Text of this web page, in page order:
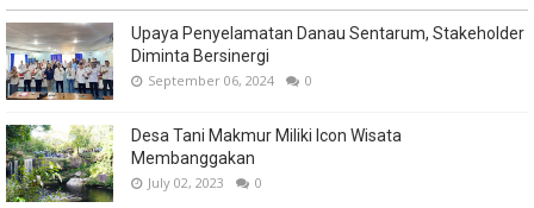
Upaya Penyelamatan Danau Sentarum, Stakeholder
Diminta Bersinergi
September 06, 2024 0
Desa Tani Makmur Miliki Icon Wisata
Membanggakan
July 02, 2023 0